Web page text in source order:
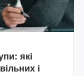
які
і